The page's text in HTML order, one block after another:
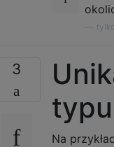
3
typu
Na